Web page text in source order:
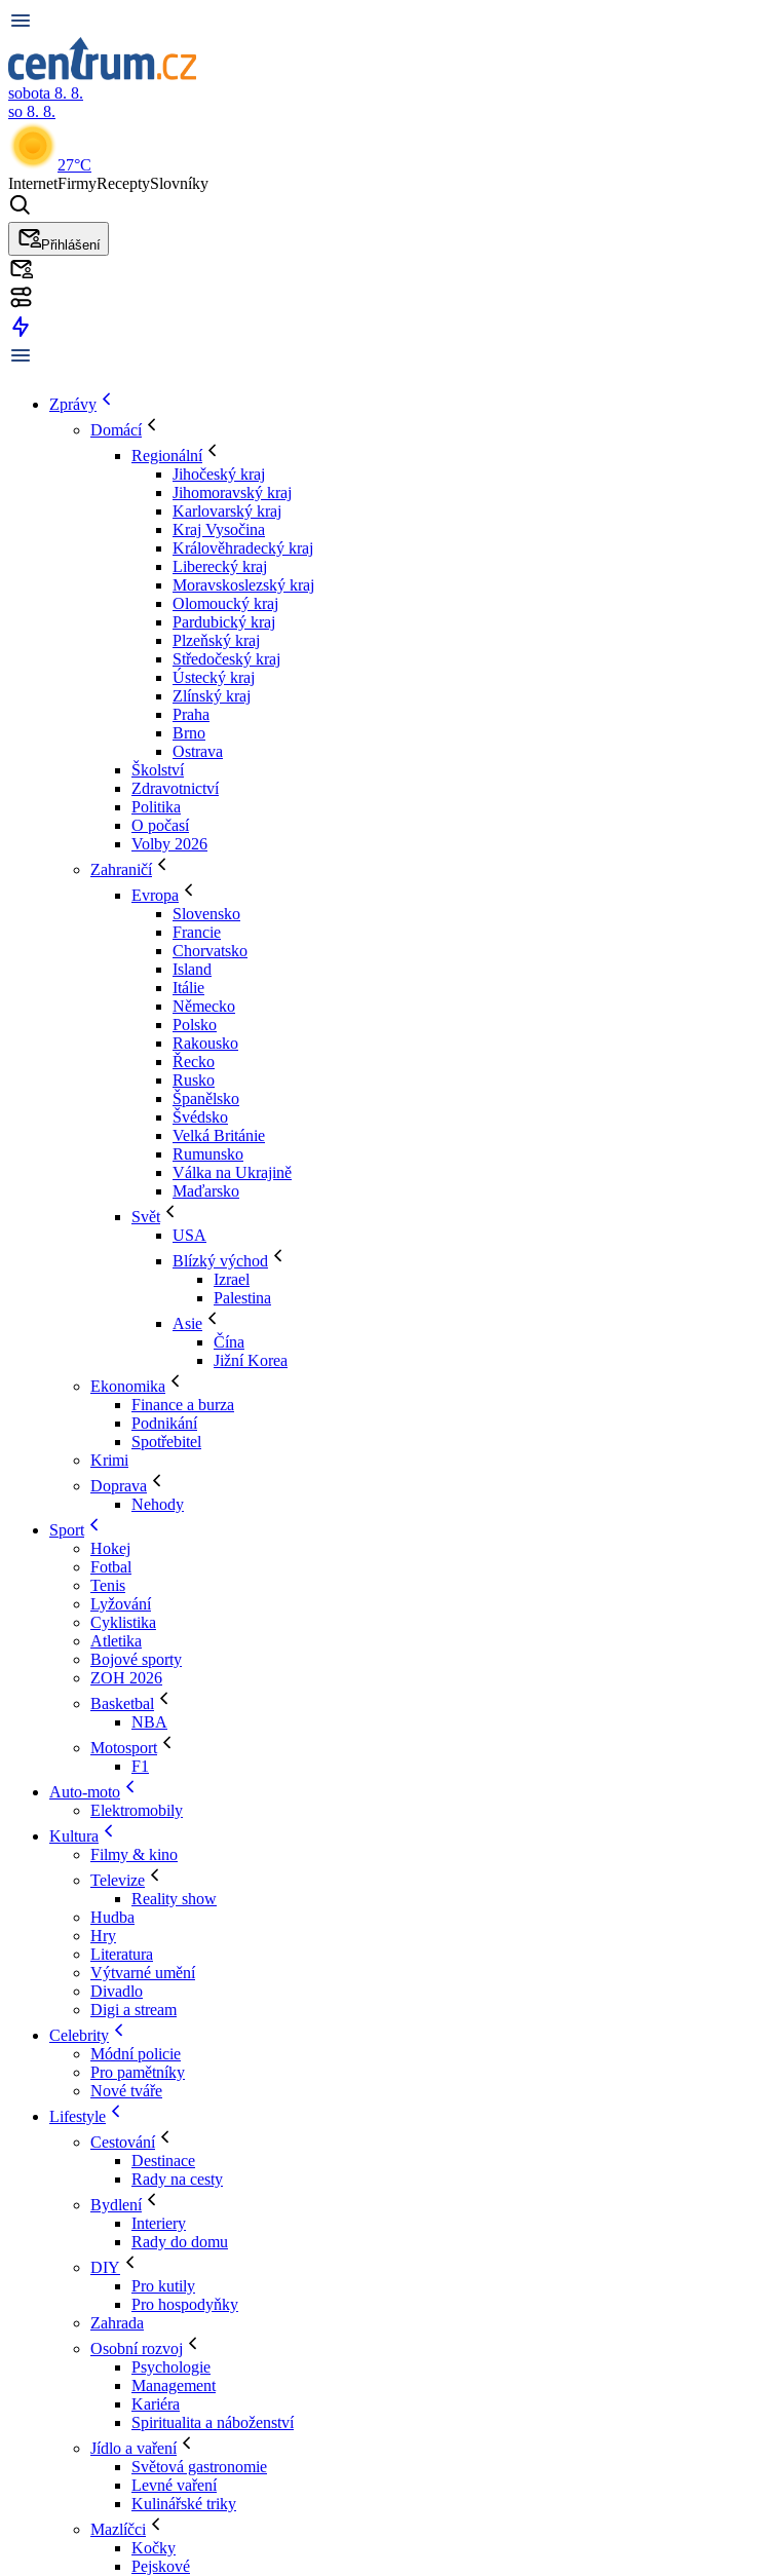
sobota 8. 8.
so 8. 8.
27°C
InternetFirmyReceptySlovníky
Přihlášení
Zprávy
Domácí
Regionální
Jihočeský kraj
Jihomoravský kraj
Karlovarský kraj
Kraj Vysočina
Králověhradecký kraj
Liberecký kraj
Moravskoslezský kraj
Olomoucký kraj
Pardubický kraj
Plzeňský kraj
Středočeský kraj
Ústecký kraj
Zlínský kraj
Praha
Brno
Ostrava
Školství
Zdravotnictví
Politika
O počasí
Volby 2026
Zahraničí
Evropa
Slovensko
Francie
Chorvatsko
Island
Itálie
Německo
Polsko
Rakousko
Řecko
Rusko
Španělsko
Švédsko
Velká Británie
Rumunsko
Válka na Ukrajině
Maďarsko
Svět
USA
Blízký východ
Izrael
Palestina
Asie
Čína
Jižní Korea
Ekonomika
Finance a burza
Podnikání
Spotřebitel
Krimi
Doprava
Nehody
Sport
Hokej
Fotbal
Tenis
Lyžování
Cyklistika
Atletika
Bojové sporty
ZOH 2026
Basketbal
NBA
Motosport
F1
Auto-moto
Elektromobily
Kultura
Filmy & kino
Televize
Reality show
Hudba
Hry
Literatura
Výtvarné umění
Divadlo
Digi a stream
Celebrity
Módní policie
Pro pamětníky
Nové tváře
Lifestyle
Cestování
Destinace
Rady na cesty
Bydlení
Interiery
Rady do domu
DIY
Pro kutily
Pro hospodyňky
Zahrada
Osobní rozvoj
Psychologie
Management
Kariéra
Spiritualita a náboženství
Jídlo a vaření
Světová gastronomie
Levné vaření
Kulinářské triky
Mazlíčci
Kočky
Pejskové